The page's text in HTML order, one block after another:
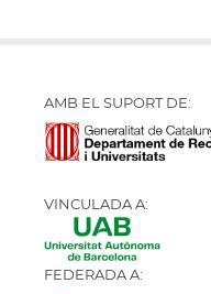
AMB EL SUPORT DE:
VINCULADA A:
FEDERADA A: